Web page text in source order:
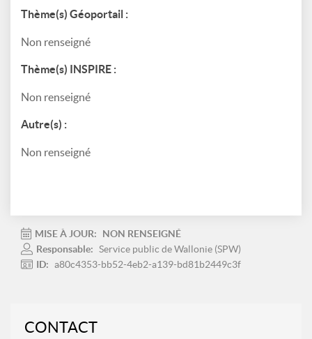
Thème(s) Géoportail :
Non renseigné
Thème(s) INSPIRE :
Non renseigné
Autre(s) :
Non renseigné
MISE À JOUR:
NON RENSEIGNÉ
Responsable: Service public de Wallonie (SPW)
ID: a80c4353-bb52-4eb2-a139-bd81b2449c3f
CONTACT